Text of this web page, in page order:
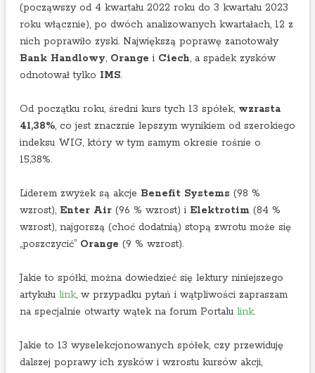
n
i
k
a
h
c
(począwszy od 4 kwartału 2022 roku do 3 kwartału 2023
roku włącznie), po dwóch analizowanych kwartałach, 12 z
nich poprawiło zyski. Największą poprawę zanotowały
Bank Handlowy, Orangei Ciech, a spadek zysków
odnotował tylko IMS.
Od początku roku, średni kurs tych 13 spółek, wzrasta
41,38%, co jest znacznie lepszym wynikiem od szerokiego
indeksu WIG, który w tym samym okresie rośnie o
15,38%.
Liderem zwyżek są akcje Benefit Systems (98 %
wzrost), Enter Air (96 % wzrost) i Elektrotim (84 %
wzrost), najgorszą (choć dodatnią) stopą zwrotu może się
„poszczycić” Orange (9 % wzrost).
Jakie to spółki, można dowiedzieć się lektury niniejszego
artykułu link, w przypadku pytań i wątpliwości zapraszam
na specjalnie otwarty wątek na forum Portalu link.
Jakie to 13 wyselekcjonowanych spółek, czy przewiduję
dalszej poprawy ich zysków i wzrostu kursów akcji,